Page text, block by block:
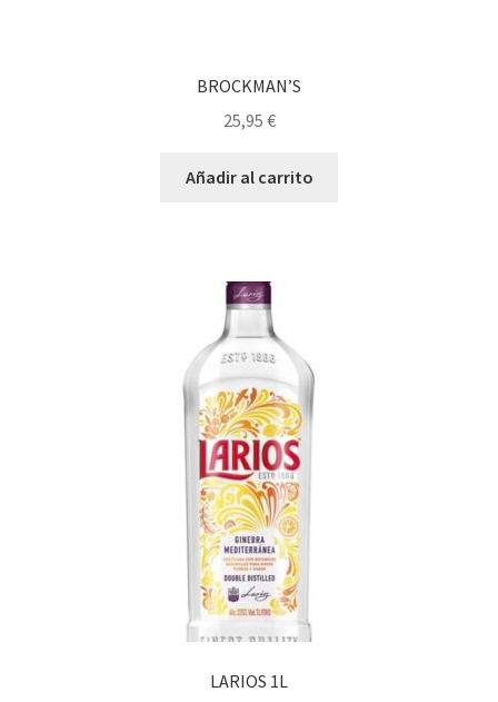
BROCKMAN’S
25,95 €
Añadir al carrito
LARIOS 1L